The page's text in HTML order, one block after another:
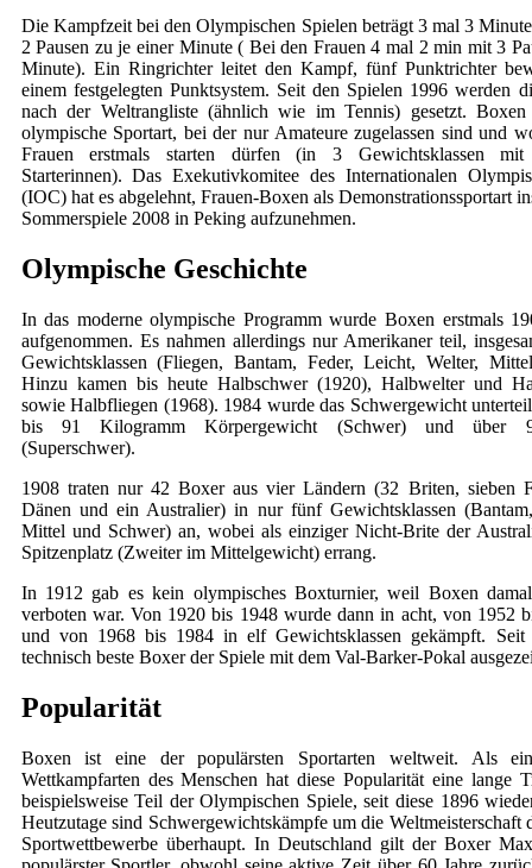
Die Kampfzeit bei den Olympischen Spielen beträgt 3 mal 3
2 Pausen zu je einer Minute ( Bei den Frauen 4 mal 2 min mit 3
Minute). Ein Ringrichter leitet den Kampf, fünf Punktrichter
einem festgelegten Punktsystem. Seit den Spielen 1996 werden
nach der Weltrangliste (ähnlich wie im Tennis) gesetzt.
olympische Sportart, bei der nur Amateure zugelassen sind und
Frauen erstmals starten dürfen (in 3 Gewichtsklassen mit
Starterinnen). Das Exekutivkomitee des Internationalen
(IOC) hat es abgelehnt, Frauen-Boxen als Demonstrationssportart
Sommerspiele 2008 in Peking aufzunehmen.
Olympische Geschichte
In das moderne olympische Programm wurde Boxen erstmals
aufgenommen. Es nahmen allerdings nur Amerikaner teil,
Gewichtsklassen (Fliegen, Bantam, Feder, Leicht, Welter,
Hinzu kamen bis heute Halbschwer (1920), Halbwelter und
sowie Halbfliegen (1968). 1984 wurde das Schwergewicht
bis 91 Kilogramm Körpergewicht (Schwer) und über
(Superschwer).
1908 traten nur 42 Boxer aus vier Ländern (32 Briten, sieben
Dänen und ein Australier) in nur fünf Gewichtsklassen
Mittel und Schwer) an, wobei als einziger Nicht-Brite der
Spitzenplatz (Zweiter im Mittelgewicht) errang.
In 1912 gab es kein olympisches Boxturnier, weil Boxen
verboten war. Von 1920 bis 1948 wurde dann in acht, von 1952
und von 1968 bis 1984 in elf Gewichtsklassen gekämpft.
technisch beste Boxer der Spiele mit dem Val-Barker-Pokal
Popularität
Boxen ist eine der populärsten Sportarten weltweit. Als
Wettkampfarten des Menschen hat diese Popularität eine lange
beispielsweise Teil der Olympischen Spiele, seit diese 1896
Heutzutage sind Schwergewichtskämpfe um die Weltmeisterschaft
Sportwettbewerbe überhaupt. In Deutschland gilt der Boxer